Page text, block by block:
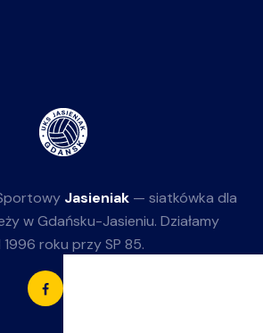
Jasieniak — siatkówka dla
w Gdańsku-Jasieniu. Działamy
roku przy SP 85.